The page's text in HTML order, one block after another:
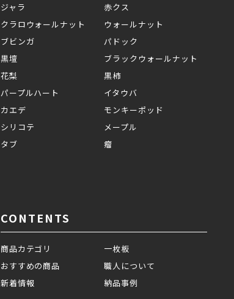
ジャラ
赤クス
クラロウォールナット
ウォールナット
ブビンガ
パドック
黒壇
ブラックウォールナット
花梨
黒柿
パープルハート
イタウバ
カエデ
モンキーポッド
シリコテ
メープル
タブ
瘤
CONTENTS
商品カテゴリ
一枚板
おすすめの商品
職人について
新着情報
納品事例